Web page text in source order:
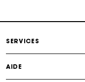
Carte Cadeau
SERVICES
AIDE